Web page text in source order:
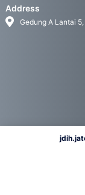
Address
Gedung A Lantai
Hak Cipta